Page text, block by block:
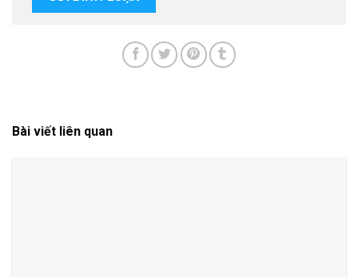
Bài viết liên quan